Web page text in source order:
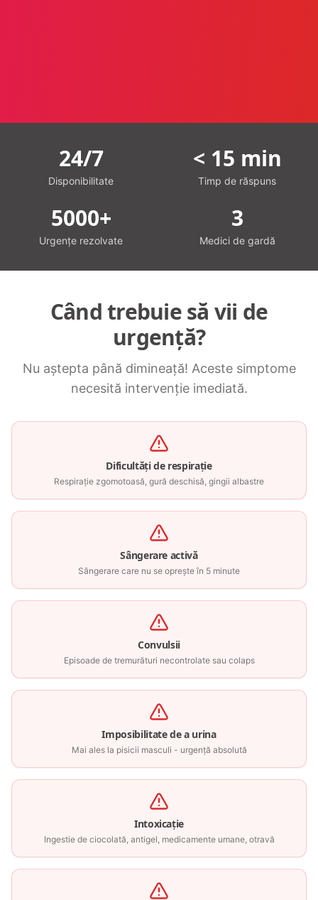
24/7
Disponibilitate
< 15 min
Timp de răspuns
5000+
Urgențe rezolvate
3
Medici de gardă
Când trebuie să vii de
urgență?
Nu aștepta până dimineață! Aceste simptome
necesită intervenție imediată.
Dificultăți de respirație
Respirație zgomotoasă, gură deschisă, gingii albastre
Sângerare activă
Sângerare care nu se oprește în 5 minute
Convulsii
Episoade de tremurături necontrolate sau colaps
Imposibilitate de a urina
Mai ales la pisicii masculi - urgență absolută
Intoxicație
Ingestie de ciocolată, antigel, medicamente umane, otravă